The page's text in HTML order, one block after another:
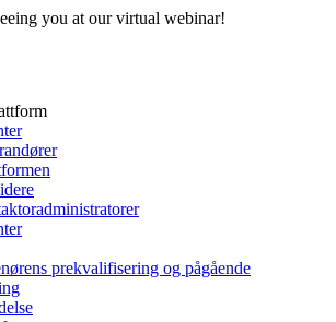
you at our virtual webinar!
prekvalifisering og pågående